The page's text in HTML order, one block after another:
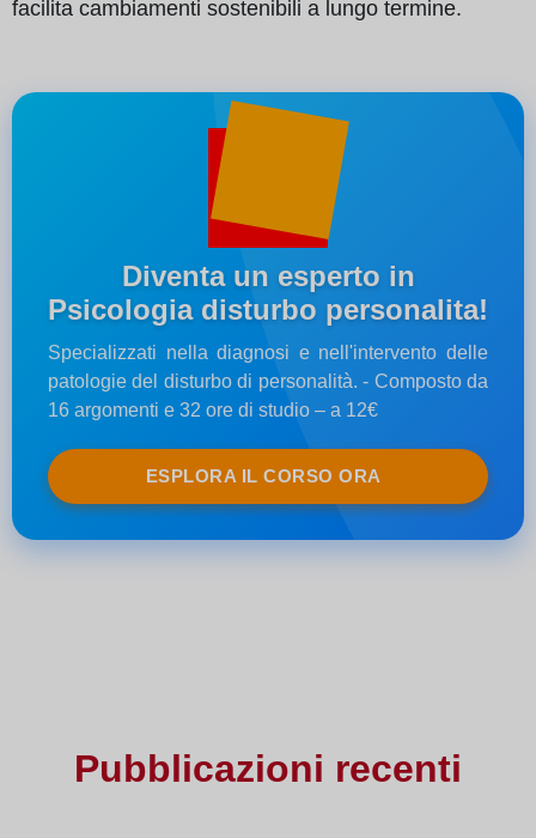
facilita cambiamenti sostenibili a lungo termine.
Diventa un esperto in
Psicologia disturbo personalita!
Specializzati nella diagnosi e nell'intervento delle
patologie del disturbo di personalità. - Composto da
16 argomenti e 32 ore di studio – a 12€
ESPLORA IL CORSO ORA
Pubblicazioni recenti